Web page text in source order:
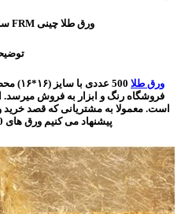
ورق طلا چینی FRM سایز ۱۶/۱۶ (۵۰۰ برگ)
ورق طلا
500
فروشگاه رنگ و ابزار به فروش میرسد.
است. معمولا به مشتریانی که قصد خرید
پیشنهاد می کنیم ورق های 500 عددی را انتخاب کنند.